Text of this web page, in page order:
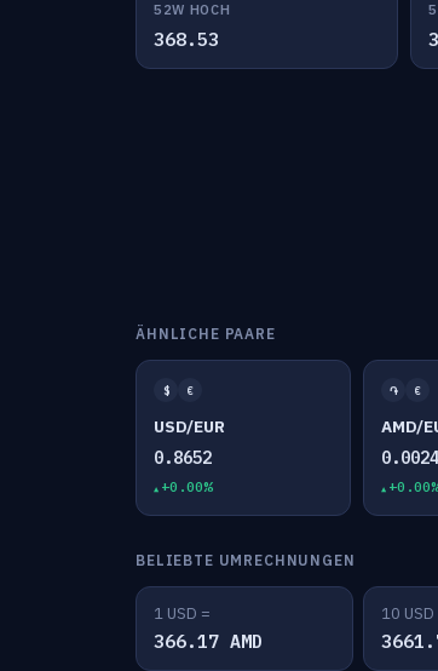
52W HOCH
368.53
ÄHNLICHE PAARE
$ €
USD/EUR
0.8652
+0.00%
֏ €
AMD/
0.0024
BELIEBTE UMRECHNUNGEN
1 USD =
366.17 AMD
10 USD